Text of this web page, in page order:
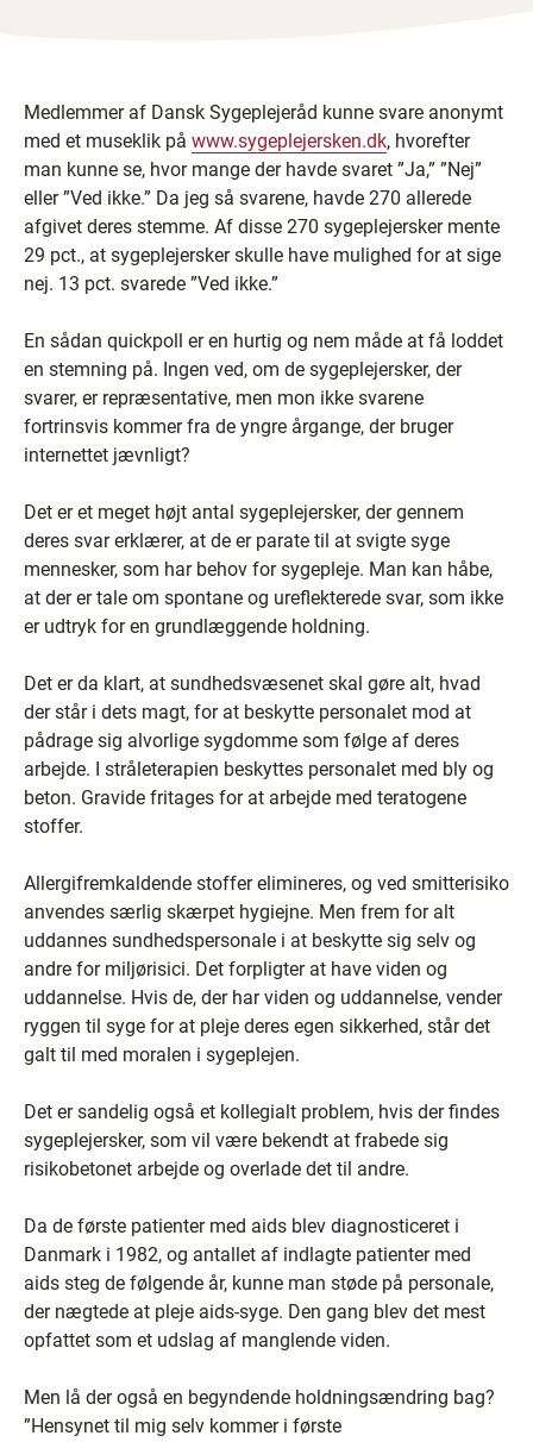
Medlemmer af Dansk Sygeplejeråd kunne svare anonymt
med et museklik på www.sygeplejersken.dk, hvorefter
man kunne se, hvor mange der havde svaret ”Ja,” ”Nej”
eller ”Ved ikke.” Da jeg så svarene, havde 270 allerede
afgivet deres stemme. Af disse 270 sygeplejersker mente
29 pct., at sygeplejersker skulle have mulighed for at sige
nej. 13 pct. svarede ”Ved ikke.”
En sådan quickpoll er en hurtig og nem måde at få loddet
en stemning på. Ingen ved, om de sygeplejersker, der
svarer, er repræsentative, men mon ikke svarene
fortrinsvis kommer fra de yngre årgange, der bruger
internettet jævnligt?
Det er et meget højt antal sygeplejersker, der gennem
deres svar erklærer, at de er parate til at svigte syge
mennesker, som har behov for sygepleje. Man kan håbe,
at der er tale om spontane og ureflekterede svar, som ikke
er udtryk for en grundlæggende holdning.
Det er da klart, at sundhedsvæsenet skal gøre alt, hvad
der står i dets magt, for at beskytte personalet mod at
pådrage sig alvorlige sygdomme som følge af deres
arbejde. I stråleterapien beskyttes personalet med bly og
beton. Gravide fritages for at arbejde med teratogene
stoffer.
Allergifremkaldende stoffer elimineres, og ved smitterisiko
anvendes særlig skærpet hygiejne. Men frem for alt
uddannes sundhedspersonale i at beskytte sig selv og
andre for miljørisici. Det forpligter at have viden og
uddannelse. Hvis de, der har viden og uddannelse, vender
ryggen til syge for at pleje deres egen sikkerhed, står det
galt til med moralen i sygeplejen.
Det er sandelig også et kollegialt problem, hvis der findes
sygeplejersker, som vil være bekendt at frabede sig
risikobetonet arbejde og overlade det til andre.
Da de første patienter med aids blev diagnosticeret i
Danmark i 1982, og antallet af indlagte patienter med
aids steg de følgende år, kunne man støde på personale,
der nægtede at pleje aids-syge. Den gang blev det mest
opfattet som et udslag af manglende viden.
Men lå der også en begyndende holdningsændring bag?
”Hensynet til mig selv kommer i første